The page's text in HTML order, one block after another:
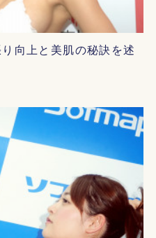
向上と美肌の秘訣を述